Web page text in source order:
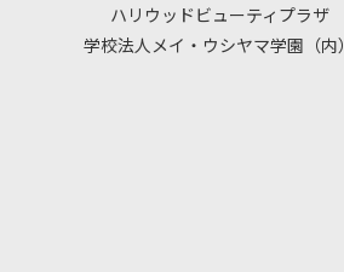
ハリウッドビューティプラザ
学校法人メイ・ウシヤマ学園（内）